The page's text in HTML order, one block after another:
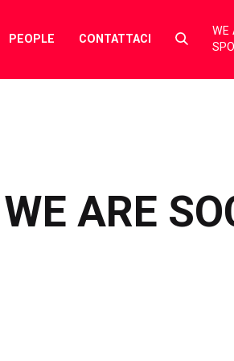
PEOPLE CONTATTACI
Select
toggle
WE
ARE